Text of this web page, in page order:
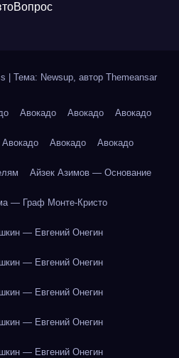
Тема: Newsup, автор Themeansar
Авокадо Авокадо Авокадо
Авокадо Авокадо Авокадо
Айзек Азимов — Основание
— Граф Монте-Кристо
— Евгений Онегин
— Евгений Онегин
— Евгений Онегин
— Евгений Онегин
— Евгений Онегин